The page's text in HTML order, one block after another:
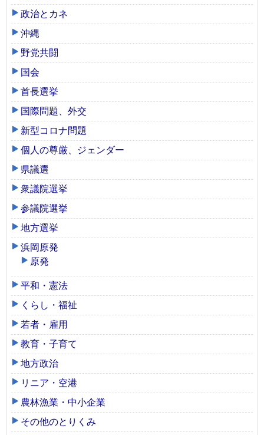
政治とカネ
沖縄
野党共闘
国会
首長選挙
国際問題、外交
新型コロナ問題
個人の尊厳、ジェンダー
県議選
衆議院選挙
参議院選挙
地方選挙
浜岡原発
原発
平和・憲法
くらし・福祉
若者・雇用
教育・子育て
地方政治
リニア・空港
農林漁業・中小企業
その他のとりくみ